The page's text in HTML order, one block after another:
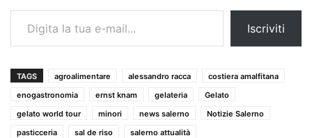
Digita la tua e-mail...
Iscriviti
TAGS agroalimentare alessandro racca
costiera amalfitana
enogastronomia
ernst knam gelateria
Gelato
gelato world tour
minori news salerno
Notizie Salerno
pasticceria
sal de riso salerno attualità